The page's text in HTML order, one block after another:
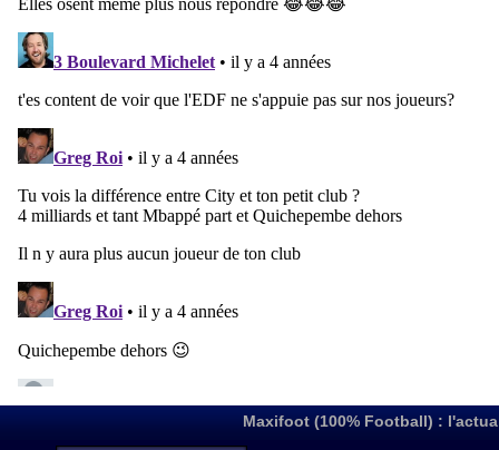
Maxifoot (100% Football) :